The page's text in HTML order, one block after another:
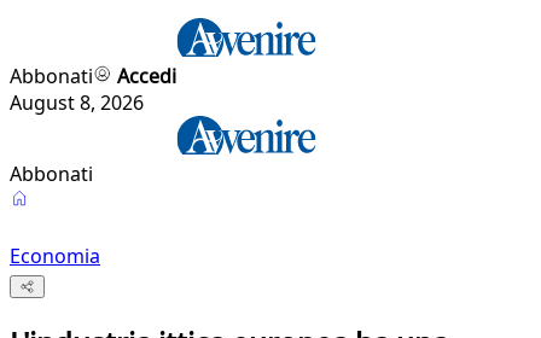
Abbonati
Accedi
August 8, 2026
Abbonati
Economia